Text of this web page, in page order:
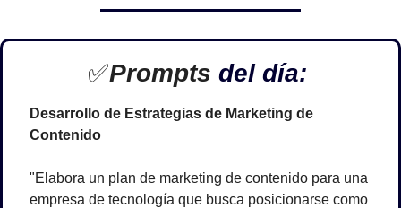
✅Prompts del día:
Desarrollo de Estrategias de Marketing de
Contenido
"Elabora un plan de marketing de contenido para una
empresa de tecnología que busca posicionarse como